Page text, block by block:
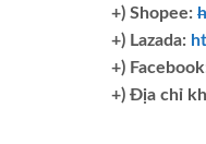
+) Shopee:
+) Lazada:
+)
+) Địa chỉ